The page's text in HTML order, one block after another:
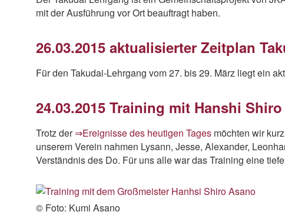
mit der Ausführung vor Ort beauftragt haben.
26.03.2015 aktualisierter Zeitplan
Für den Takudai-Lehrgang vom 27. bis 29. März liegt ein
24.03.2015 Training mit Hanshi
Trotz der⇒Ereignisse des heutigen Tages möchten wir
unserem Verein nahmen Lysann, Jesse, Alexander,
Verständnis des Do. Für uns alle war das Training eine
© Foto: Kumi Asano